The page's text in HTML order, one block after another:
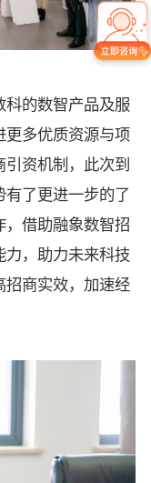
科的数智产品及服
更多优质资源与项
资机制，此次到
了更进一步的了
借助融象数智招
力，助力未来科技
招商实效，加速经